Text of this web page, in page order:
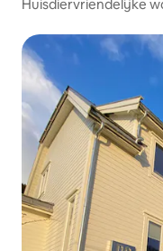
Huisdiervriendelijke